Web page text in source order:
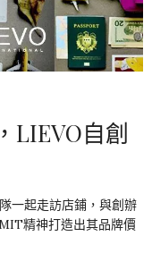
LIEVO自創
一起走訪店鋪，與創辦
精神打造出其品牌價